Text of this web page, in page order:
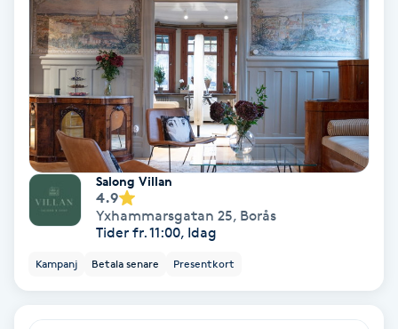
LED-ljusterapi
Liktornar
LPG
LPG-behandling
LPG-massage
Salong Villan
4.9
Yxhammarsgatan 25, Borås
Tider fr. 11:00, Idag
Kampanj Betala senare Presentkort